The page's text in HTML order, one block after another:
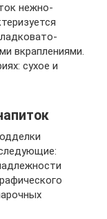
нежно-
вкраплениями.
сухое и